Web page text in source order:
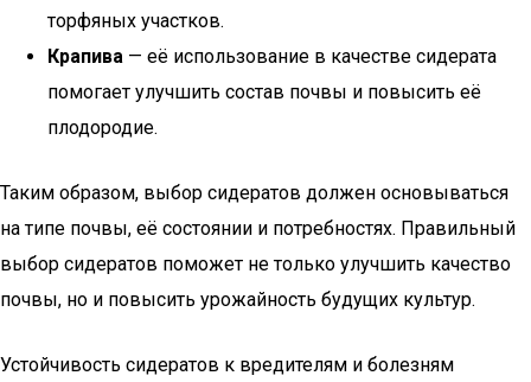
торфяных участков.
Крапива — её использование в качестве сидерата
помогает улучшить состав почвы и повысить её
плодородие.
Таким образом, выбор сидератов должен основываться
на типе почвы, её состоянии и потребностях. Правильный
выбор сидератов поможет не только улучшить качество
почвы, но и повысить урожайность будущих культур.
Устойчивость сидератов к вредителям и болезням